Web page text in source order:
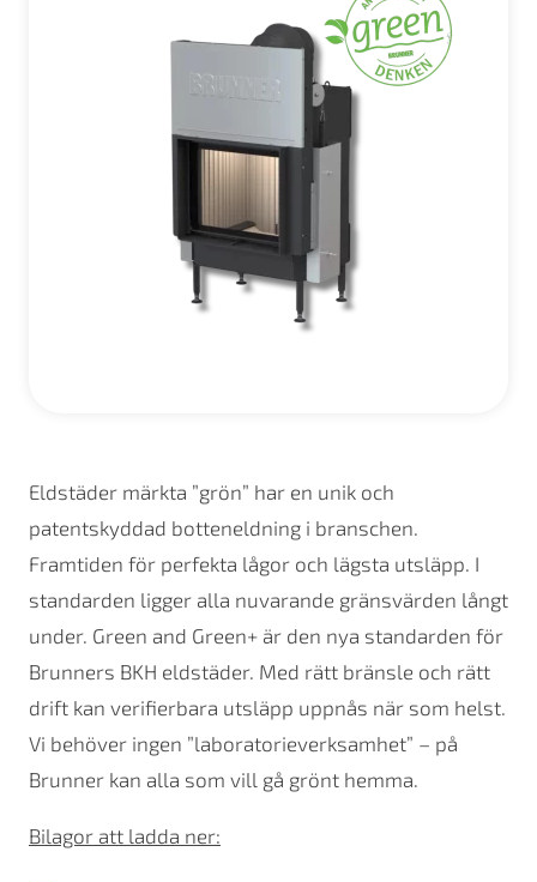
Eldstäder märkta ”grön” har en unik och
patentskyddad botteneldning i branschen.
Framtiden för perfekta lågor och lägsta utsläpp. I
standarden ligger alla nuvarande gränsvärden långt
under. Green and Green+ är den nya standarden för
Brunners BKH eldstäder. Med rätt bränsle och rätt
drift kan verifierbara utsläpp uppnås när som helst.
Vi behöver ingen ”laboratorieverksamhet” – på
Brunner kan alla som vill gå grönt hemma.
Bilagor att ladda ner: